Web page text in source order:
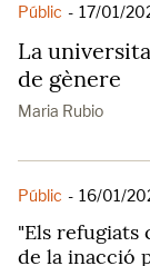
Públic - 17/01/
La
de gènere
Maria Rubio
Públic - 16/01/
"Els refugiats
de la inacció